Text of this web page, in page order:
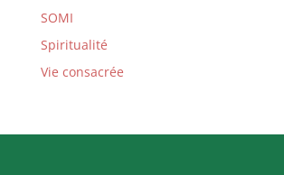
SOMI
Spiritualité
Vie consacrée